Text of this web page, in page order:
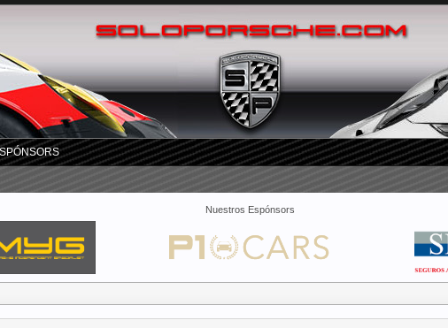
Nuestros Espónsors